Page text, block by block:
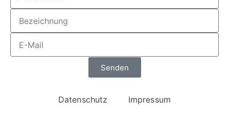
Senden
Datenschutz Impressum